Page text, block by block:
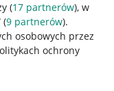
(17 partnerów), w
(9 partnerów).
osobowych przez
ochrony